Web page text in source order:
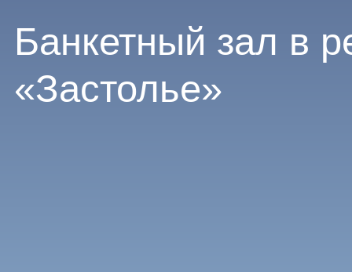
Банкетный зал в
«Застолье»